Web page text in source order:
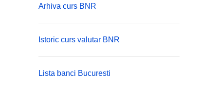
Arhiva curs BNR
Istoric curs valutar BNR
Lista banci Bucuresti